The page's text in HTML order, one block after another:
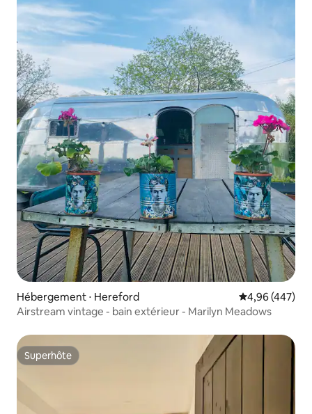
Hébergement ⋅ Hereford Évaluation
4,96 (447)
Airstream vintage - bain extérieur - Marilyn Meadows
Superhôte
Superhôte